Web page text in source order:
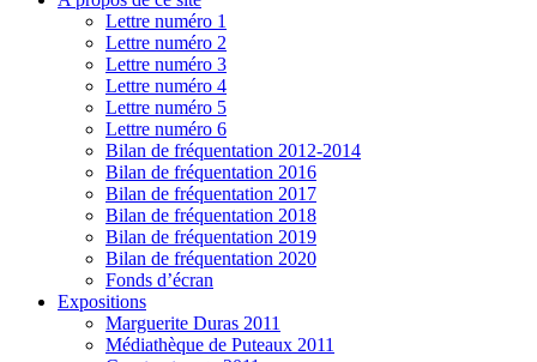
Lettre numéro 1
Lettre numéro 2
Lettre numéro 3
Lettre numéro 4
Lettre numéro 5
Lettre numéro 6
Bilan de fréquentation 2012-2014
Bilan de fréquentation 2016
Bilan de fréquentation 2017
Bilan de fréquentation 2018
Bilan de fréquentation 2019
Bilan de fréquentation 2020
Fonds d’écran
Expositions
Marguerite Duras 2011
Médiathèque de Puteaux 2011